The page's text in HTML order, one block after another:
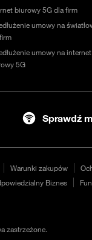
biurowy 5G dla firm
umowy na
umowy na internet
5G
Sprawdź
Warunki zakupów
Biznes
zastrzeżone.